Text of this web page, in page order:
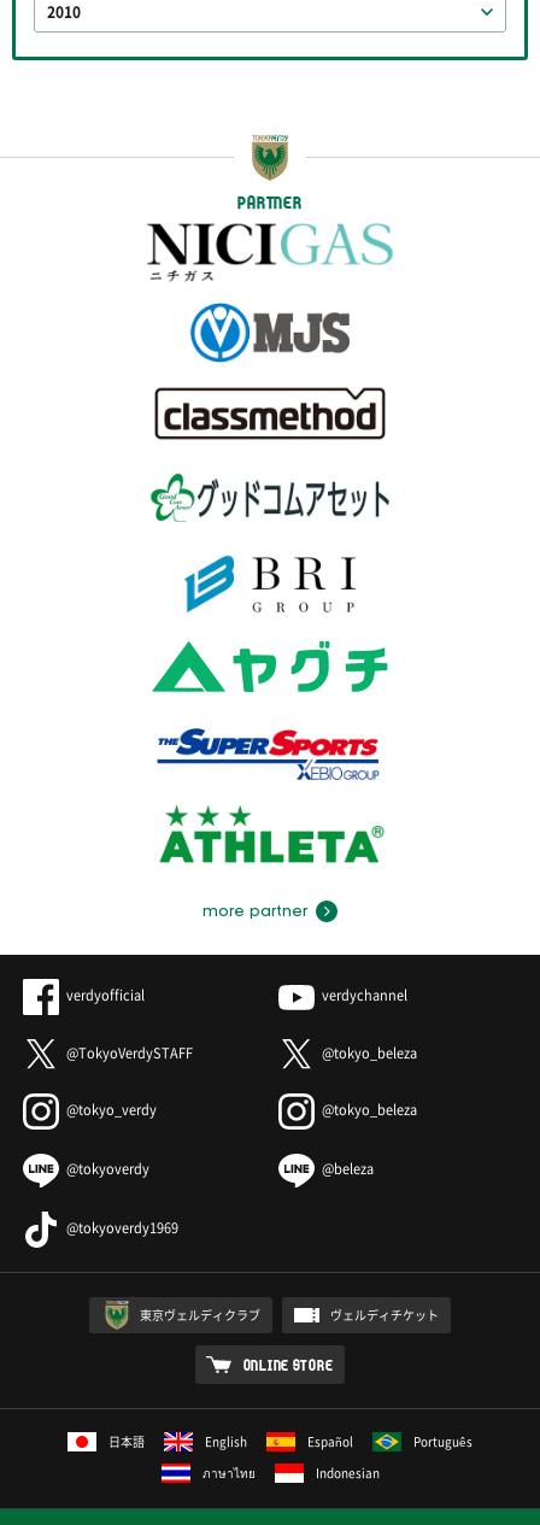
2010
PARTNER
more partner
verdyofficial verdychannel
@TokyoVerdySTAFF @tokyo_beleza
@tokyo_verdy @tokyo_beleza
@tokyoverdy @beleza
@tokyoverdy1969
東京ヴェルディクラブ ヴェルディチケット
ONLINE STORE
日本語 English Español
Português
ภาษาไทย
Indonesian